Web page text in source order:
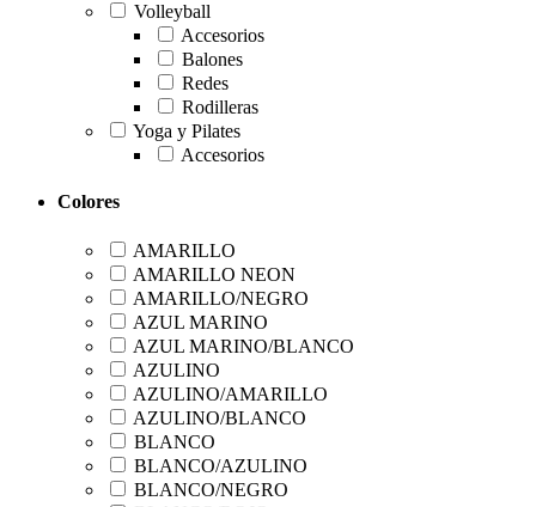
Volleyball
Accesorios
Balones
Redes
Rodilleras
Yoga y Pilates
Accesorios
Colores
AMARILLO
AMARILLO NEON
AMARILLO/NEGRO
AZUL MARINO
AZUL MARINO/BLANCO
AZULINO
AZULINO/AMARILLO
AZULINO/BLANCO
BLANCO
BLANCO/AZULINO
BLANCO/NEGRO